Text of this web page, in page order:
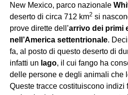
New Mexico, parco nazionale
deserto di circa 712 km2 si
prove dirette dell’arrivo dei primi
nell’America settentrionale.
fa, al posto di questo deserto di
infatti un lago, il cui fango ha
delle persone e degli animali che
Queste tracce costituiscono indizi